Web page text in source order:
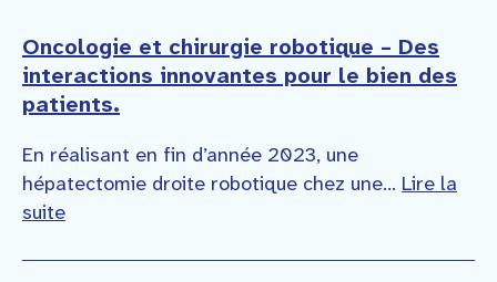
Oncologie et chirurgie robotique – Des
interactions innovantes pour le bien des
patients.
En réalisant en fin d’année 2023, une
hépatectomie droite robotique chez une... Lire la
suite